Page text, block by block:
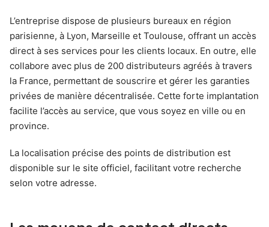
L’entreprise dispose de plusieurs bureaux en région
parisienne, à Lyon, Marseille et Toulouse, offrant un accès
direct à ses services pour les clients locaux. En outre, elle
collabore avec plus de 200 distributeurs agréés à travers
la France, permettant de souscrire et gérer les garanties
privées de manière décentralisée. Cette forte implantation
facilite l’accès au service, que vous soyez en ville ou en
province.
La localisation précise des points de distribution est
disponible sur le site officiel, facilitant votre recherche
selon votre adresse.